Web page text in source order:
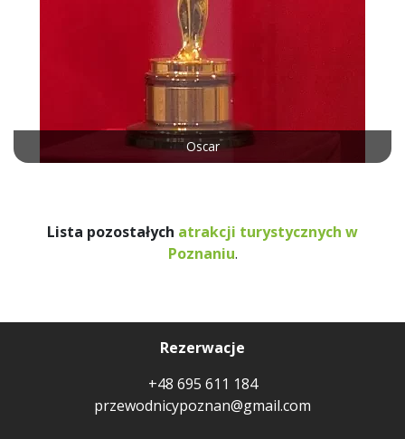
Oscar
Lista pozostałych atrakcji turystycznych w
Poznaniu.
Rezerwacje
+48 695 611 184
przewodnicypoznan@gmail.com